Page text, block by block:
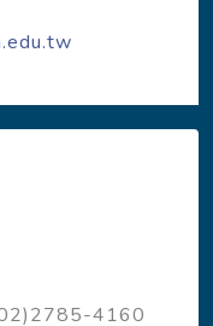
4160